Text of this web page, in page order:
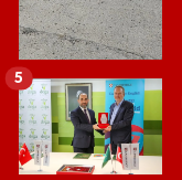
5